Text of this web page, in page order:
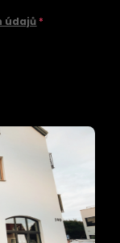
údajů *